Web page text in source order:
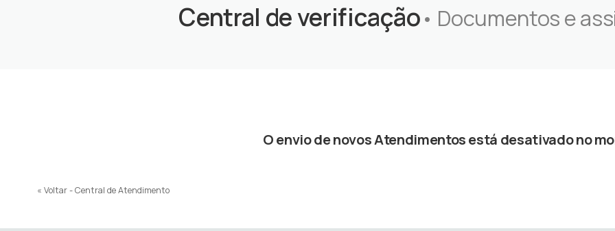
Central de verificação• Documentos e
O envio de novos Atendimentos está desativado no
« Voltar - Central de Atendimento